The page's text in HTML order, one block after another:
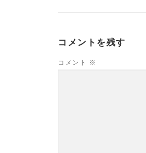
コメントを残す
コメント ※